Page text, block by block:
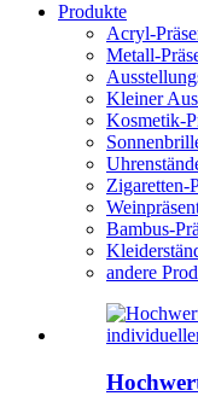
Produkte
Acryl-
Metall-
Kleiner
Kosmetik-
Zigaretten-
Bambus-
andere